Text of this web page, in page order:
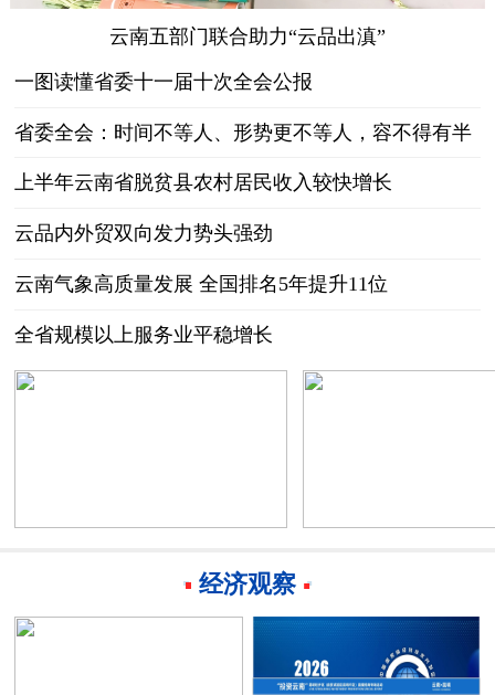
云南五部门联合助力“云品出滇”
一图读懂省委十一届十次全会公报
省委全会：时间不等人、形势更不等人，容不得有半
点懈怠！
上半年云南省脱贫县农村居民收入较快增长
云品内外贸双向发力势头强劲
云南气象高质量发展 全国排名5年提升11位
全省规模以上服务业平稳增长
经济观察